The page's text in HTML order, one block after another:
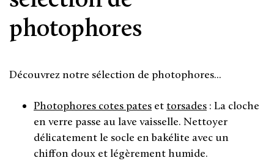
photophores
Découvrez notre sélection de photophores...
Photophores cotes pates et torsades : La cloche
en verre passe au lave vaisselle. Nettoyer
délicatement le socle en bakélite avec un
chiffon doux et légèrement humide.